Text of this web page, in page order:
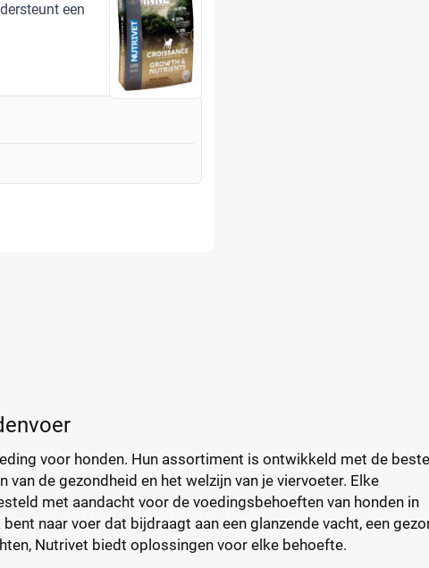
een
voor honden. Hun assortiment is ontwikkeld met de beste
de gezondheid en het welzijn van je viervoeter. Elke
met aandacht voor de voedingsbehoeften van honden in
naar voer dat bijdraagt aan een glanzende vacht, een
Nutrivet biedt oplossingen voor elke behoefte.